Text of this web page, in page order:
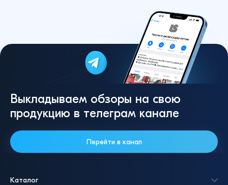
Выкладываем обзоры на свою
продукцию в телеграм канале
Перейти в канал
Каталог